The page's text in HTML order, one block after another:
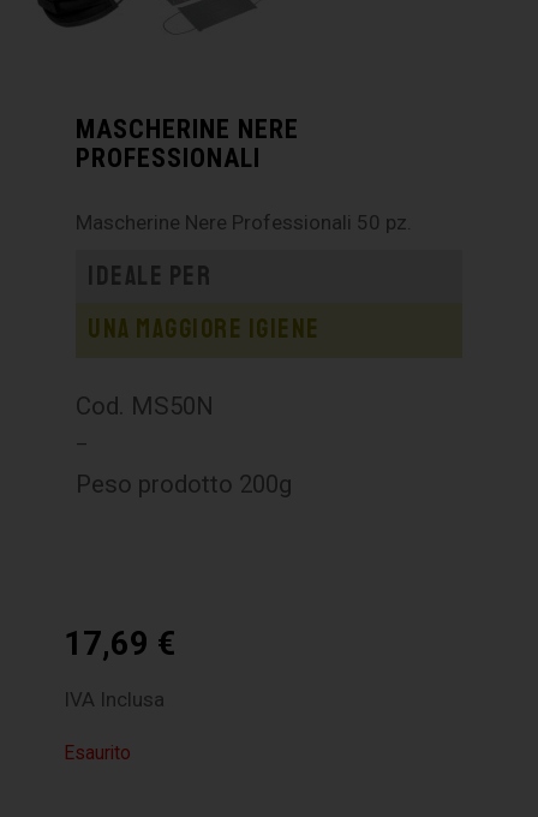
MASCHERINE NERE
PROFESSIONALI
Mascherine Nere Professionali 50 pz.
Ideale per
Una maggiore igiene
Cod. MS50N
–
Peso prodotto 200g
17,69 €
IVA Inclusa
Esaurito